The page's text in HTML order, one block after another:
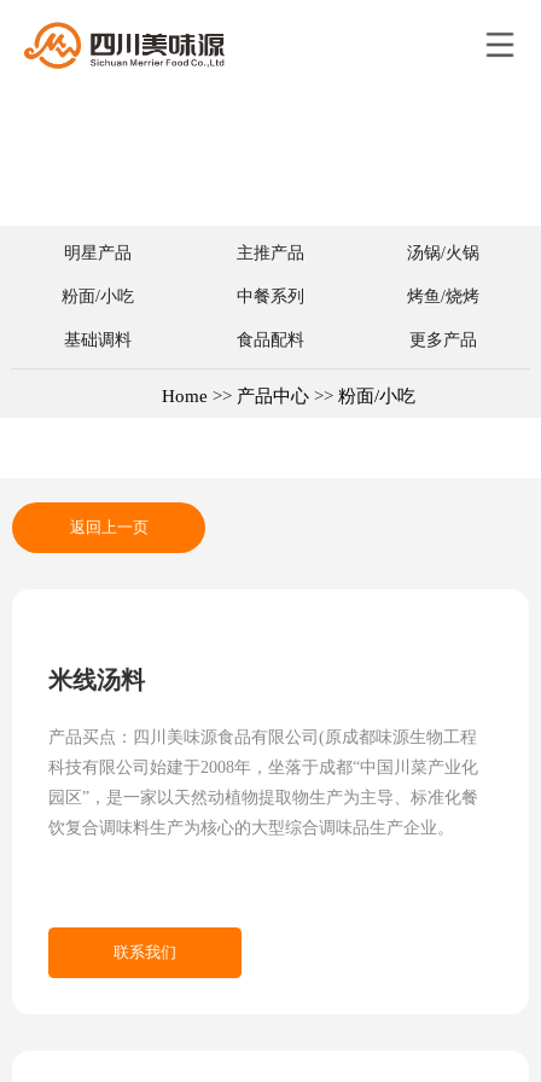
明星产品 主推产品 汤锅/火锅
粉面/小吃 中餐系列 烤鱼/烧烤
基础调料 食品配料 更多产品
Home >> 产品中心>> 粉面/小吃
返回上一页
米线汤料
产品买点：四川美味源食品有限公司(原成都味源生物工程
科技有限公司始建于2008年，坐落于成都“中国川菜产业化
园区”，是一家以天然动植物提取物生产为主导、标准化餐
饮复合调味料生产为核心的大型综合调味品生产企业。
联系我们